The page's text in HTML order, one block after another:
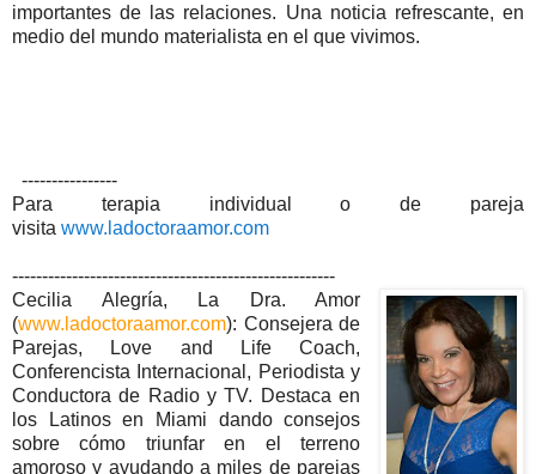
importantes de las relaciones. Una noticia refrescante, en
medio del mundo materialista en el que vivimos.
----------------
Para terapia individual o de pareja
visita www.ladoctoraamor.com
------------------------------------------------------
Cecilia Alegría, La Dra. Amor
(www.ladoctoraamor.com): Consejera de
Parejas, Love and Life Coach,
Conferencista Internacional, Periodista y
Conductora de Radio y TV. Destaca en
los Latinos en Miami dando consejos
sobre cómo triunfar en el terreno
amoroso y ayudando a miles de parejas